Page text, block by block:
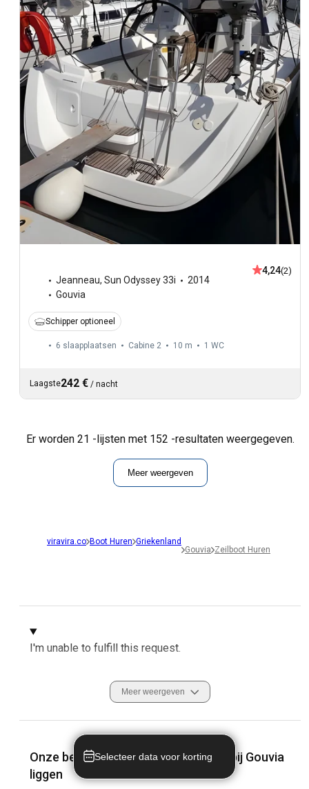
Jeanneau, Sun Odyssey 33i
2014
Gouvia
4,24(2)
Schipper optioneel
6 slaapplaatsen Cabine 2 10 m 1 WC
Laagste242 € / nacht
Er worden 21 -lijsten met 152 -resultaten weergegeven.
Meer weergeven
viravira.co Boot Huren Griekenland
Gouvia Zeilboot Huren
I'm unable to fulfill this request.
Meer weergeven
Onze bestemmingen die het dichtst bij Gouvia
liggen
Selecteer data voor korting